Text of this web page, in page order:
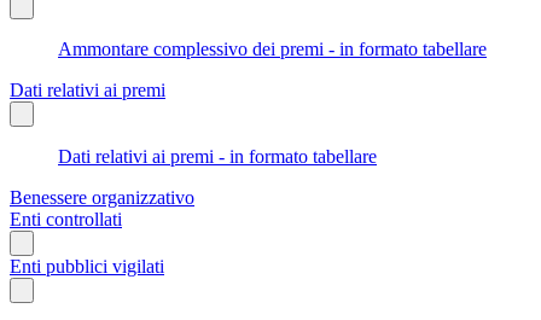
Ammontare complessivo dei premi - in formato tabellare
Dati relativi ai premi
Dati relativi ai premi - in formato tabellare
Benessere organizzativo
Enti controllati
Enti pubblici vigilati